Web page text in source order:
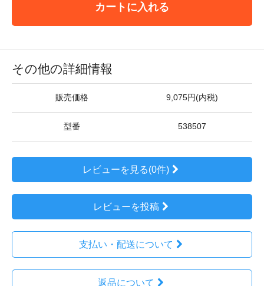
カートに入れる
その他の詳細情報
販売価格 9,075円(内税)
型番 538507
レビューを見る(0件)
レビューを投稿
支払い・配送について
返品について